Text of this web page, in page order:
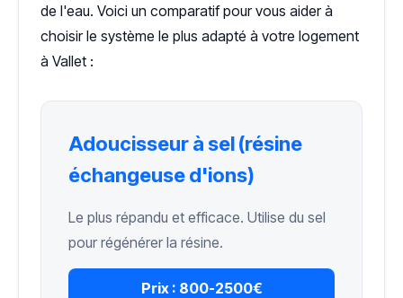
de l'eau. Voici un comparatif pour vous aider à
choisir le système le plus adapté à votre logement
à Vallet :
Adoucisseur à sel (résine
échangeuse d'ions)
Le plus répandu et efficace. Utilise du sel
pour régénérer la résine.
Prix : 800-2500€